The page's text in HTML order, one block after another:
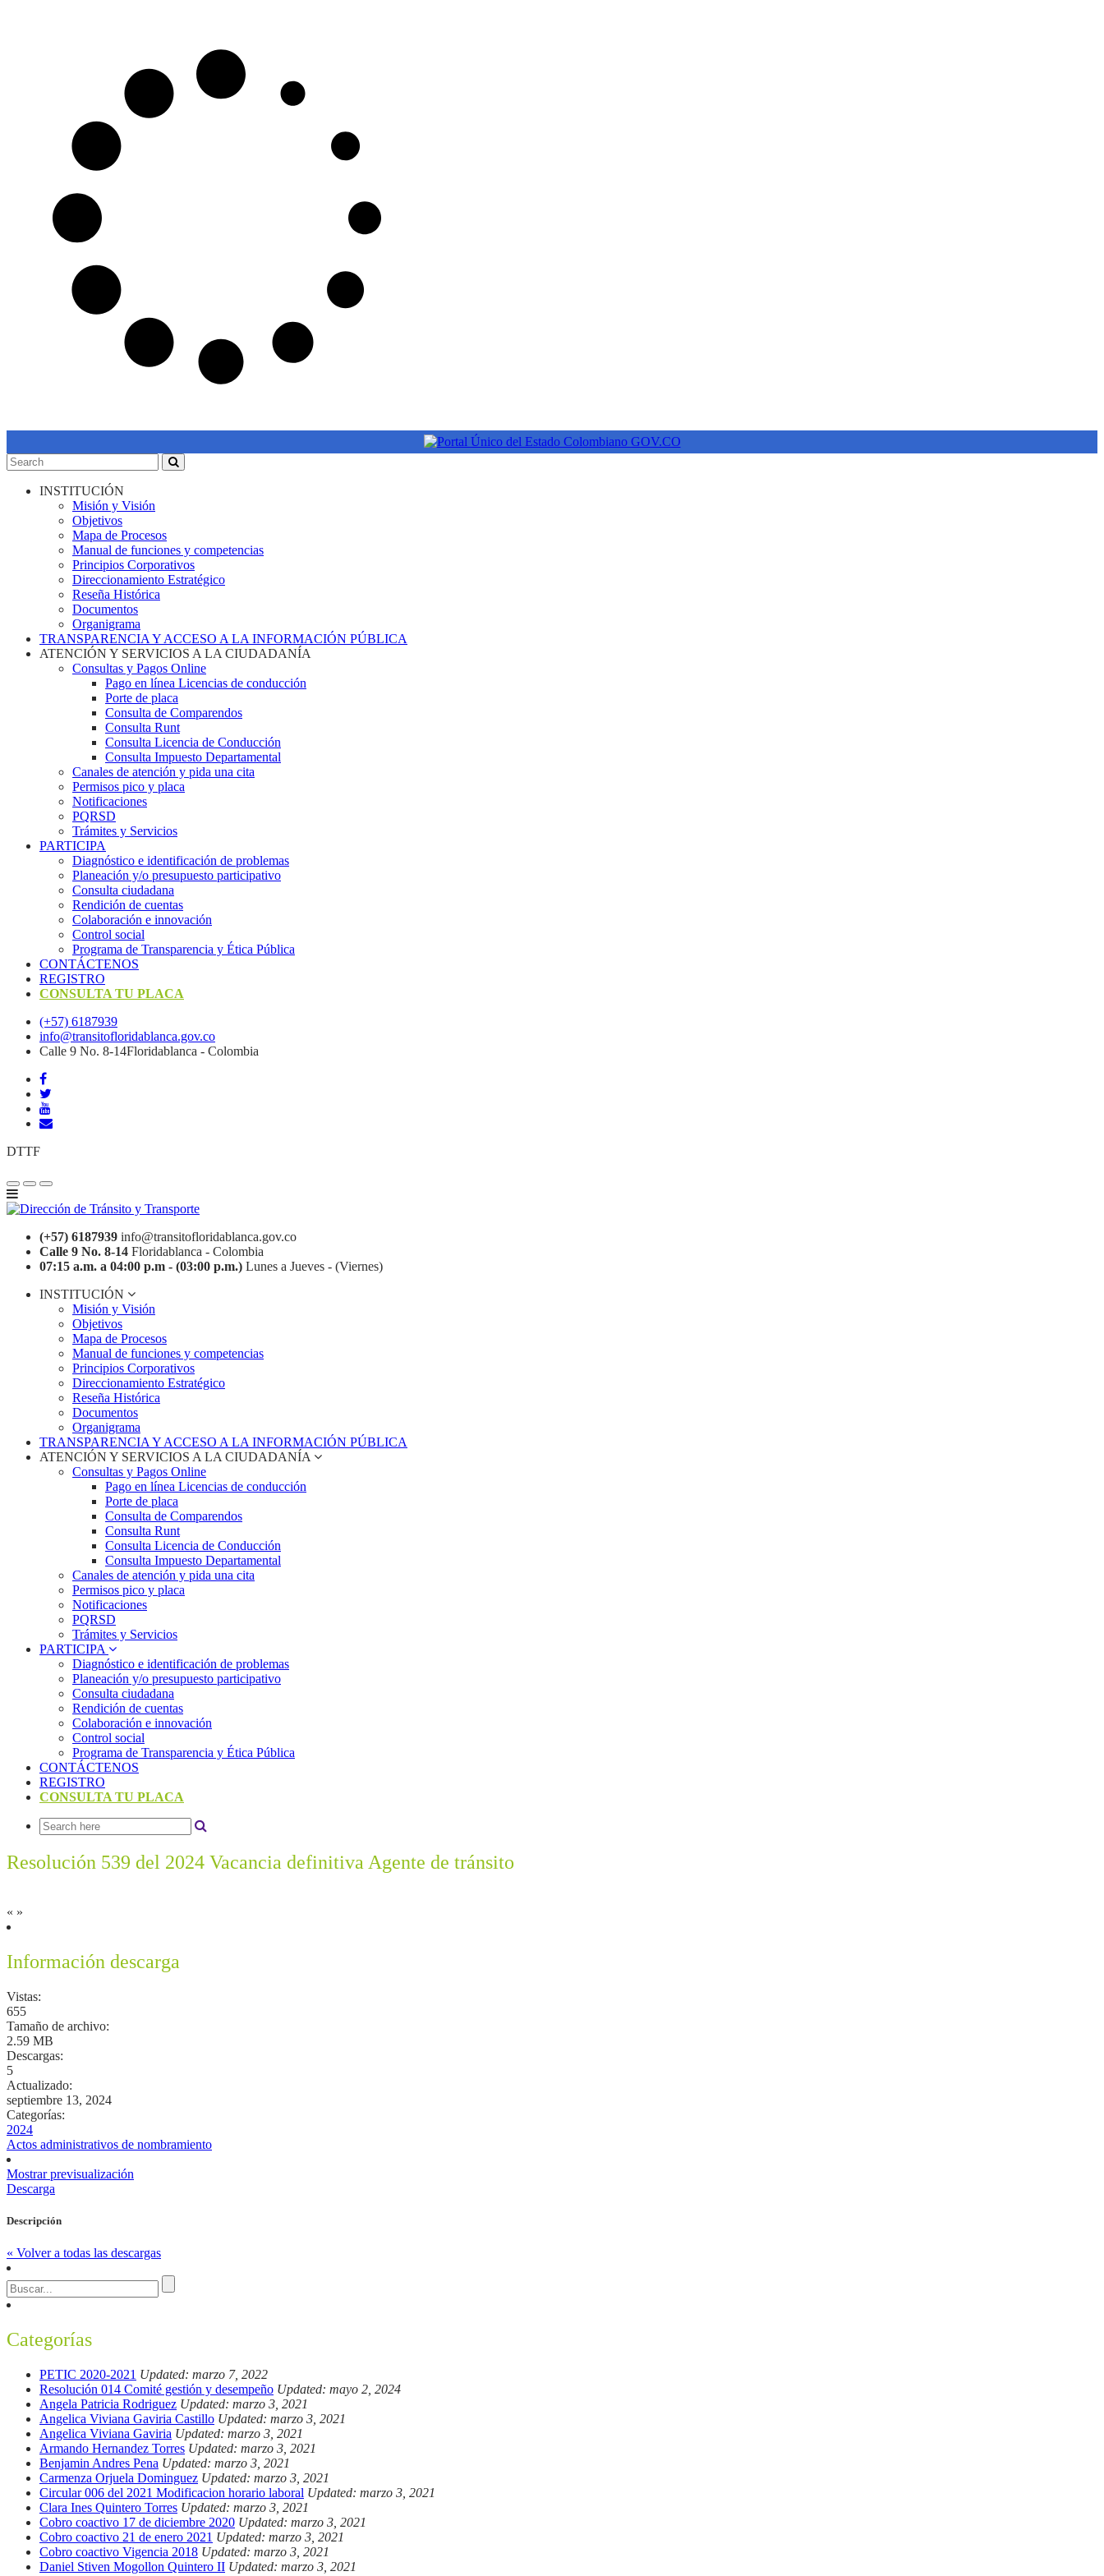
INSTITUCIÓN
Misión y Visión
Objetivos
Mapa de Procesos
Manual de funciones y competencias
Principios Corporativos
Direccionamiento Estratégico
Reseña Histórica
Documentos
Organigrama
TRANSPARENCIA Y ACCESO A LA INFORMACIÓN PÚBLICA
ATENCIÓN Y SERVICIOS A LA CIUDADANÍA
Consultas y Pagos Online
Pago en línea Licencias de conducción
Porte de placa
Consulta de Comparendos
Consulta Runt
Consulta Licencia de Conducción
Consulta Impuesto Departamental
Canales de atención y pida una cita
Permisos pico y placa
Notificaciones
PQRSD
Trámites y Servicios
PARTICIPA
Diagnóstico e identificación de problemas
Planeación y/o presupuesto participativo​
Consulta ciudadana
Rendición de cuentas
Colaboración e innovación
Control social
Programa de Transparencia y Ética Pública
CONTÁCTENOS
REGISTRO
CONSULTA TU PLACA
(+57) 6187939
info@transitofloridablanca.gov.co
Calle 9 No. 8-14Floridablanca - Colombia
DTTF
(+57) 6187939 info@transitofloridablanca.gov.co
Calle 9 No. 8-14 Floridablanca - Colombia
07:15 a.m. a 04:00 p.m - (03:00 p.m.) Lunes a Jueves - (Viernes)
INSTITUCIÓN
Misión y Visión
Objetivos
Mapa de Procesos
Manual de funciones y competencias
Principios Corporativos
Direccionamiento Estratégico
Reseña Histórica
Documentos
Organigrama
TRANSPARENCIA Y ACCESO A LA INFORMACIÓN PÚBLICA
ATENCIÓN Y SERVICIOS A LA CIUDADANÍA
Consultas y Pagos Online
Pago en línea Licencias de conducción
Porte de placa
Consulta de Comparendos
Consulta Runt
Consulta Licencia de Conducción
Consulta Impuesto Departamental
Canales de atención y pida una cita
Permisos pico y placa
Notificaciones
PQRSD
Trámites y Servicios
PARTICIPA
Diagnóstico e identificación de problemas
Planeación y/o presupuesto participativo​
Consulta ciudadana
Rendición de cuentas
Colaboración e innovación
Control social
Programa de Transparencia y Ética Pública
CONTÁCTENOS
REGISTRO
CONSULTA TU PLACA
Resolución 539 del 2024 Vacancia definitiva Agente de tránsito
« »
Información descarga
Vistas:
655
Tamaño de archivo:
2.59 MB
Descargas:
5
Actualizado:
septiembre 13, 2024
Categorías:
2024
Actos administrativos de nombramiento
Mostrar previsualización
Descarga
Descripción
« Volver a todas las descargas
Categorías
PETIC 2020-2021 Updated: marzo 7, 2022
Resolución 014 Comité gestión y desempeño Updated: mayo 2, 2024
Angela Patricia Rodriguez Updated: marzo 3, 2021
Angelica Viviana Gaviria Castillo Updated: marzo 3, 2021
Angelica Viviana Gaviria Updated: marzo 3, 2021
Armando Hernandez Torres Updated: marzo 3, 2021
Benjamin Andres Pena Updated: marzo 3, 2021
Carmenza Orjuela Dominguez Updated: marzo 3, 2021
Circular 006 del 2021 Modificacion horario laboral Updated: marzo 3, 2021
Clara Ines Quintero Torres Updated: marzo 3, 2021
Cobro coactivo 17 de diciembre 2020 Updated: marzo 3, 2021
Cobro coactivo 21 de enero 2021 Updated: marzo 3, 2021
Cobro coactivo Vigencia 2018 Updated: marzo 3, 2021
Daniel Stiven Mogollon Quintero II Updated: marzo 3, 2021